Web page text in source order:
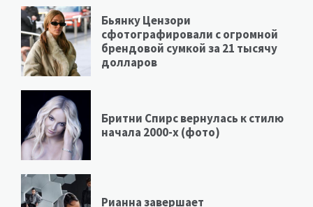
Бьянку Цензори
сфотографировали с огромной
брендовой сумкой за 21 тысячу
долларов
Бритни Спирс вернулась к стилю
начала 2000-х (фото)
Рианна завершает